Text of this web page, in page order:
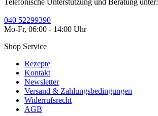
040 52299390
Mo-Fr, 06:00 - 14:00 Uhr
Shop Service
Rezepte
Kontakt
Newsletter
Versand & Zahlungsbedingungen
Widerrufsrecht
AGB